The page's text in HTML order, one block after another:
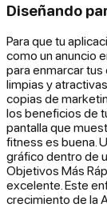
Diseñando
Para que tu
como un anuncio
para enmarcar
limpias y
copias de
los beneficios de
pantalla que
fitness es buena.
gráfico dentro de
Objetivos Más
excelente. Este
crecimiento de la